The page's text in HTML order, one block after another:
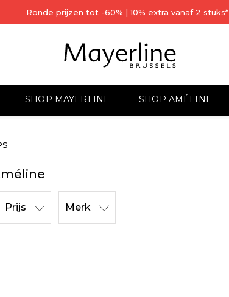
Ronde prijzen tot -60% | 10% extra vanaf 2 stuks*
SHOP MAYERLINE SHOP AMÉLINE
Prijs Merk